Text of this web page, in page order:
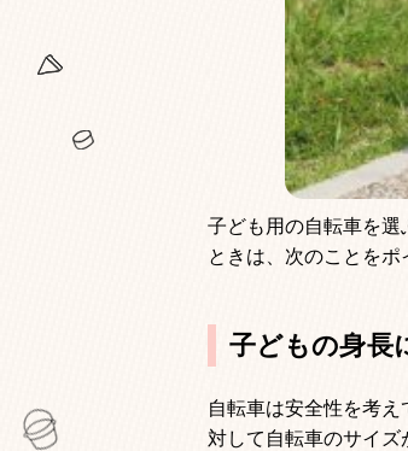
子ども用の自転車を
ときは、次のことをポ
子どもの身長
自転車は安全性を考
対して自転車のサイズ